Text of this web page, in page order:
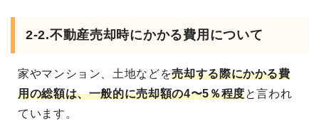
2-2.不動産売却時にかかる費用について
家やマンション、土地などを売却する際にかかる費
用の総額は、一般的に売却額の4〜5％程度と言われ
ています。